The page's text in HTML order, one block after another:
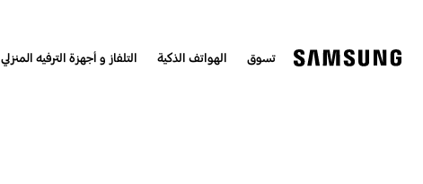
تسوق الهواتف الذكية التلفاز و أجهزة الترفيه المنزلي